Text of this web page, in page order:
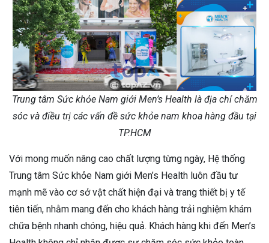
Trung tâm Sức khỏe Nam giới Men’s Health là địa chỉ chăm
sóc và điều trị các vấn đề sức khỏe nam khoa hàng đầu tại
TP.HCM
Với mong muốn nâng cao chất lượng từng ngày, Hệ thống
Trung tâm Sức khỏe Nam giới Men’s Health luôn đầu tư
mạnh mẽ vào cơ sở vật chất hiện đại và trang thiết bị y tế
tiên tiến, nhằm mang đến cho khách hàng trải nghiệm khám
chữa bệnh nhanh chóng, hiệu quả. Khách hàng khi đến Men’s